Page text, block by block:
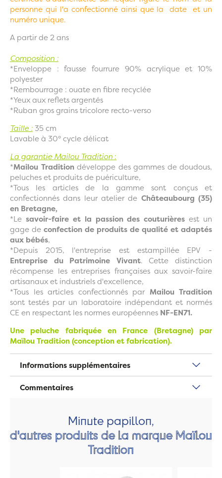
personne qui l'a confectionné ainsi que la date et un
numéro unique.
A partir de 2 ans
Composition :
*Enveloppe : fausse fourrure 90% acrylique et 10%
polyester
*Rembourrage : ouate en fibre recyclée
*Yeux aux reflets argentés
*Ruban gros grains tricolore recto-verso
Taille : 35 cm
Lavable à 30° cycle délicat
La garantie Mailou Tradition :
*Mailou Traditiondéveloppe des gammes de doudous,
peluches et produits de puériculture,
*Tous les articles de la gamme sont conçus et
confectionnés dans leur atelier de Châteaubourg (35)
en Bretagne,
*Le savoir-faire et la passion des couturières est un
gage de confection de produits de qualité et adaptés
aux bébés,
*Depuis 2015, l'entreprise est estampillée EPV -
Entreprise du Patrimoine Vivant. Cette distinction
récompense les entreprises françaises aux savoir-faire
artisanaux et industriels d'excellence,
*Tous les articles confectionnés par Mailou Tradition
sont testés par un laboratoire indépendant et normés
CE en respectant les normes européennes NF-EN71.
Une peluche fabriquée en France (Bretagne) par
Maïlou Tradition (conception et fabrication).
Informations supplémentaires
Commentaires
Minute papillon,
d'autres produits de la marque Maïlou
Tradition